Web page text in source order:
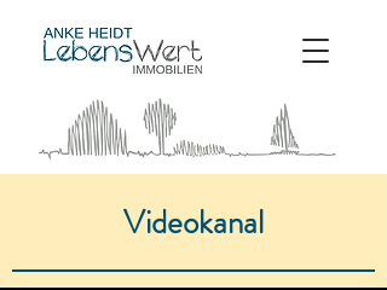
Videokanal